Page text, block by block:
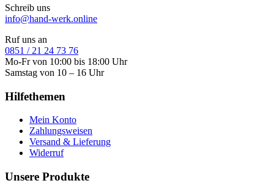
Schreib uns
info@hand-werk.online
Ruf uns an
0851 / 21 24 73 76
Mo-Fr von 10:00 bis 18:00 Uhr
Samstag von 10 – 16 Uhr
Hilfethemen
Mein Konto
Zahlungsweisen
Versand & Lieferung
Widerruf
Unsere Produkte